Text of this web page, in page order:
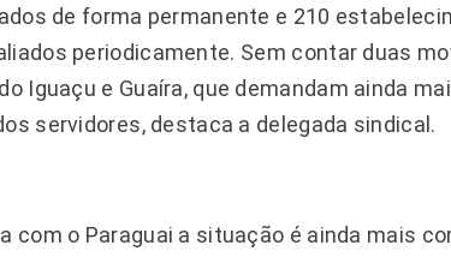
de forma permanente e 210
periodicamente. Sem contar duas
Iguaçu e Guaíra, que demandam ainda
servidores, destaca a delegada sindical.
com o Paraguai a situação é ainda mais